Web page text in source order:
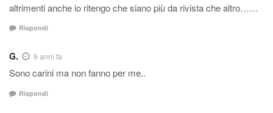
altrimenti anche io ritengo che siano più da rivista che altro……
Rispondi
G. 9 anni fa
Sono carini ma non fanno per me..
Rispondi